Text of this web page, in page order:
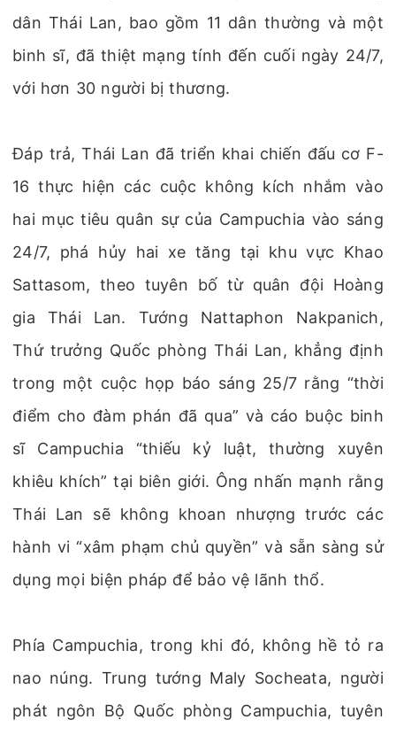
dân Thái Lan, bao gồm 11 dân thường và một
binh sĩ, đã thiệt mạng tính đến cuối ngày 24/7,
với hơn 30 người bị thương.
Đáp trả, Thái Lan đã triển khai chiến đấu cơ F-
16 thực hiện các cuộc không kích nhắm vào
hai mục tiêu quân sự của Campuchia vào sáng
24/7, phá hủy hai xe tăng tại khu vực Khao
Sattasom, theo tuyên bố từ quân đội Hoàng
gia Thái Lan. Tướng Nattaphon Nakpanich,
Thứ trưởng Quốc phòng Thái Lan, khẳng định
trong một cuộc họp báo sáng 25/7 rằng “thời
điểm cho đàm phán đã qua” và cáo buộc binh
sĩ Campuchia “thiếu kỷ luật, thường xuyên
khiêu khích” tại biên giới. Ông nhấn mạnh rằng
Thái Lan sẽ không khoan nhượng trước các
hành vi “xâm phạm chủ quyền” và sẵn sàng sử
dụng mọi biện pháp để bảo vệ lãnh thổ.
Phía Campuchia, trong khi đó, không hề tỏ ra
nao núng. Trung tướng Maly Socheata, người
phát ngôn Bộ Quốc phòng Campuchia, tuyên